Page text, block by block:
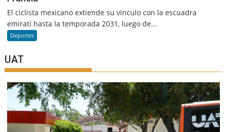
El ciclista mexicano extiende su vínculo con la escuadra
emiratí hasta la temporada 2031, luego de...
Deportes
UAT